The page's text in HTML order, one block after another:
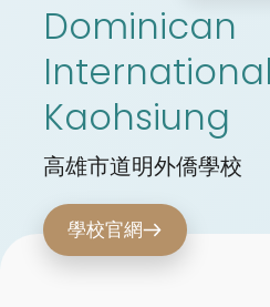
Dominican
Kaohsiung
高雄市道明外僑學校
學校官網